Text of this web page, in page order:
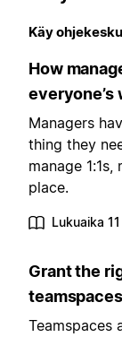
Käy
How
everyone’s
Managers
thing they
manage
place.
Lukuaika
Grant the
Teamspaces